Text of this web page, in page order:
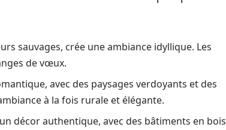
sauvages, crée une ambiance idyllique. Les
de vœux.
avec des paysages verdoyants et des
à la fois rurale et élégante.
décor authentique, avec des bâtiments en bois